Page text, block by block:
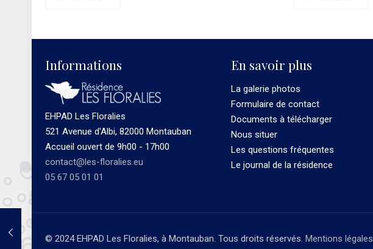
Informations
EHPAD Les Floralies
521 Avenue d'Albi, 82000 Montauban
Accueil ouvert de 9h00 - 17h00
contact@les-floralies.eu
05 67 05 01 01
En savoir plus
La galerie photos
Formulaire de contact
Documents à télécharger
Nous situer
Les questions fréquentes
Le journal de la résidence
© 2024 EHPAD Les Floralies, à Montauban. Tous droits réservés.Mentions légales